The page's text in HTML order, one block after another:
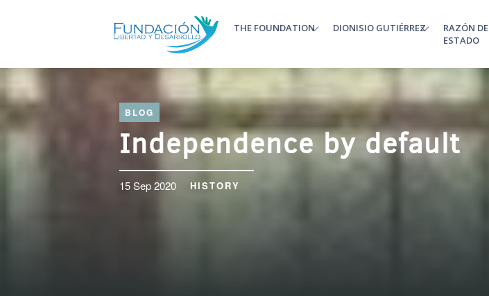
THE FOUNDATION DIONISIO GUTIÉRREZ
RAZÓN DE
ESTADO
BLOG
Independence by default
15 Sep 2020 HISTORY